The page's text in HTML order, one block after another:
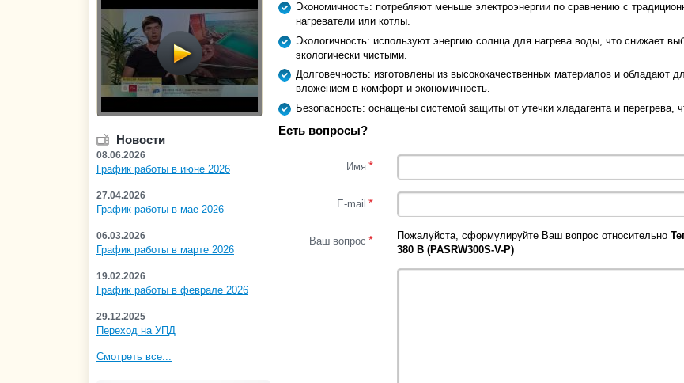
Новости
08.06.2026
График работы в июне 2026
27.04.2026
График работы в мае 2026
06.03.2026
График работы в марте 2026
19.02.2026
График работы в феврале 2026
29.12.2025
Переход на УПД
Смотреть все...
Экономичность: потребляют меньше электроэнергии по сравнению с
нагреватели или котлы.
Экологичность: используют энергию солнца для нагрева воды, что снижает
экологически чистыми.
Долговечность: изготовлены из высококачественных материалов и
вложением в комфорт и экономичность.
Безопасность: оснащены системой защиты от утечки хладагента и перегрева,
Есть вопросы?
Имя *
E-mail *
Ваш вопрос * Пожалуйста, сформулируйте Ваш вопрос относительно
380 В (PASRW300S-V-P)